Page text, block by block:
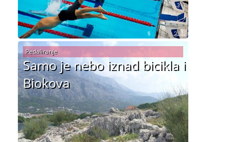
Samo je nebo iznad bicikla i
Biokova
Pedaliranje